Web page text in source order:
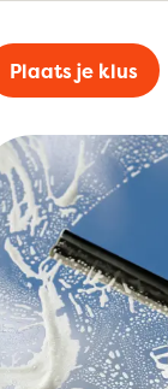
Plaats je klus